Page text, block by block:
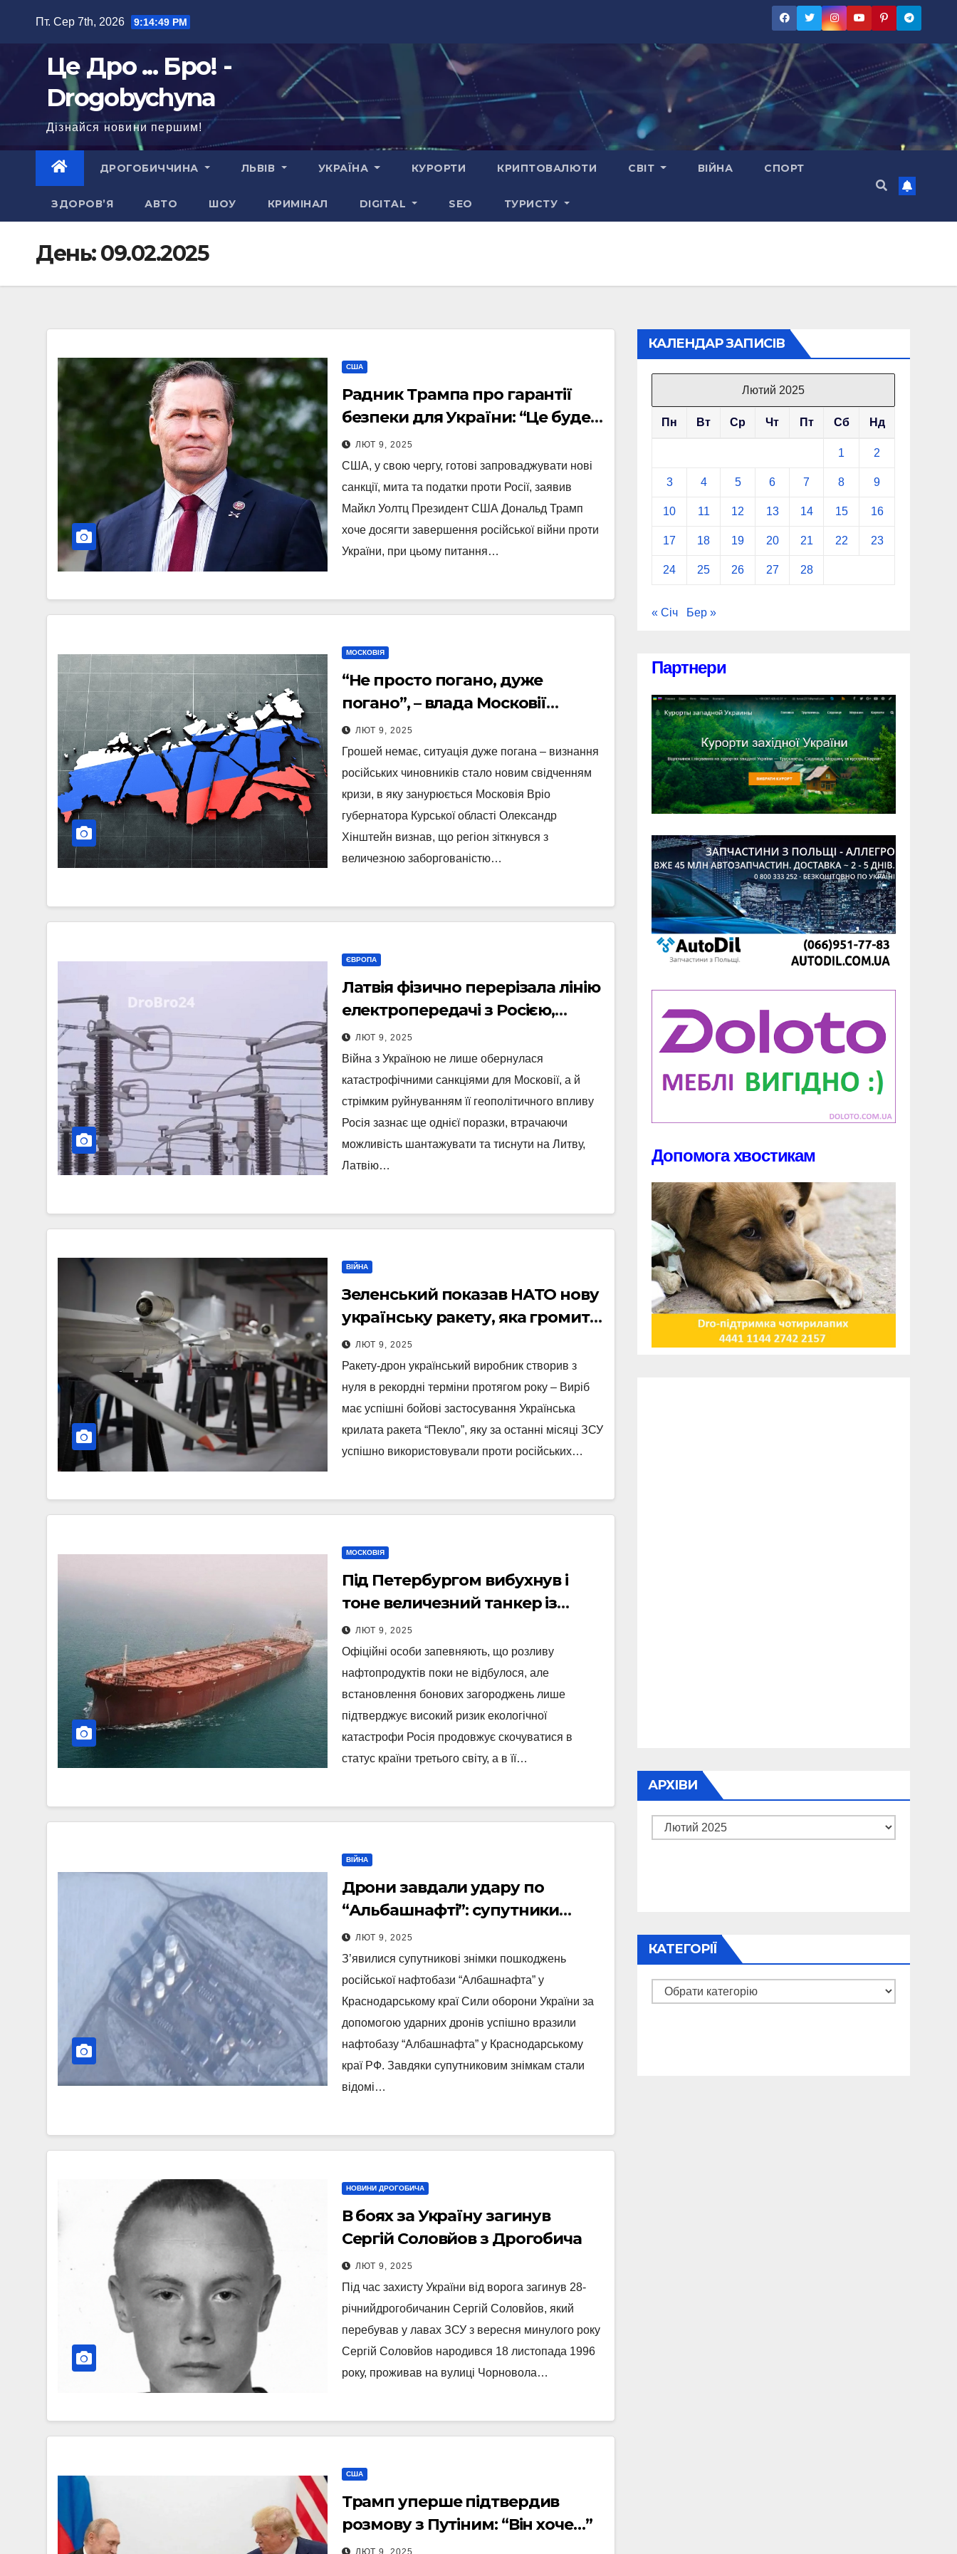
Пт. Сер 7th, 2026 9:14:50 PM
Це Дро ... Бро! -
Drogobychyna
Дізнайся новини першим!
ДРОГОБИЧЧИНА ЛЬВІВ УКРАЇНА КУРОРТИ КРИПТОВАЛЮТИ СВІТ ВІЙНА СПОРТ
ЗДОРОВ’Я АВТО ШОУ КРИМІНАЛ DIGITAL SEO ТУРИСТУ
День:09.02.2025
США
Радник Трампа про гарантії
безпеки для України: “Це буде
повністю на європейцях”
ЛЮТ 9, 2025
США, у свою чергу, готові запроваджувати нові
санкції, мита та податки проти Росії, заявив
Майкл Уолтц Президент США Дональд Трамп
хоче досягти завершення російської війни проти
України, при цьому питання…
МОСКОВІЯ
“Не просто погано, дуже
погано”, – влада Московії
визнала критичну ситуацію в
Курській області
ЛЮТ 9, 2025
Грошей немає, ситуація дуже погана – визнання
російських чиновників стало новим свідченням
кризи, в яку занурюється Московія Вріо
губернатора Курської області Олександр
Хінштейн визнав, що регіон зіткнувся з
величезною заборгованістю…
ЄВРОПА
Латвія фізично перерізала лінію
електропередачі з Росією,
відрізавши Калінінград (Відео)
ЛЮТ 9, 2025
Війна з Україною не лише обернулася
катастрофічними санкціями для Московії, а й
стрімким руйнуванням її геополітичного впливу
Росія зазнає ще однієї поразки, втрачаючи
можливість шантажувати та тиснути на Литву,
Латвію…
ВІЙНА
Зеленський показав НАТО нову
українську ракету, яка громить
російські НПЗ (Фото, Відео)
ЛЮТ 9, 2025
Ракету-дрон український виробник створив з
нуля в рекордні терміни протягом року – Виріб
має успішні бойові застосування Українська
крилата ракета “Пекло”, яку за останні місяці ЗСУ
успішно використовували проти російських…
МОСКОВІЯ
Під Петербургом вибухнув і
тоне величезний танкер із
мазутом – ЗМІ
ЛЮТ 9, 2025
Офіційні особи запевняють, що розливу
нафтопродуктів поки не відбулося, але
встановлення бонових загороджень лише
підтверджує високий ризик екологічної
катастрофи Росія продовжує скочуватися в
статус країни третього світу, а в її…
ВІЙНА
Дрони завдали удару по
“Альбашнафті”: супутники
зафіксували руйнування
ключового об’єкта РФ
ЛЮТ 9, 2025
З’явилися супутникові знімки пошкоджень
російської нафтобази “Албашнафта” у
Краснодарському краї Сили оборони України за
допомогою ударних дронів успішно вразили
нафтобазу “Албашнафта” у Краснодарському
краї РФ. Завдяки супутниковим знімкам стали
відомі…
НОВИНИ ДРОГОБИЧА
В боях за Україну загинув
Сергій Соловйов з Дрогобича
ЛЮТ 9, 2025
Під час захисту України від ворога загинув 28-
річнийдрогобичанин Сергій Соловйов, який
перебував у лавах ЗСУ з вересня минулого року
Сергій Соловйов народився 18 листопада 1996
року, проживав на вулиці Чорновола…
США
Трамп уперше підтвердив
розмову з Путіним: “Він хоче…”
ЛЮТ 9, 2025
КАЛЕНДАР ЗАПИСІВ
Лютий 2025
Пн Вт Ср Чт Пт Сб Нд
1 2
3 4 5 6 7 8 9
10 11 12 13 14 15 16
17 18 19 20 21 22 23
24 25 26 27 28
« Січ Бер »
Партнери
Допомога хвостикам
АРХІВИ
Архіви
КАТЕГОРІЇ
Категорії